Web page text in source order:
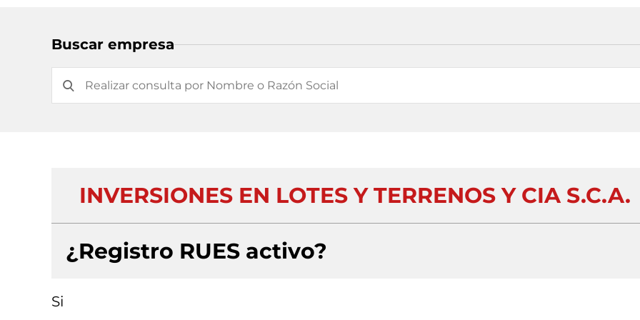
Buscar empresa
INVERSIONES EN LOTES Y TERRENOS Y CIA S.C.A.
¿Registro RUES activo?
Si